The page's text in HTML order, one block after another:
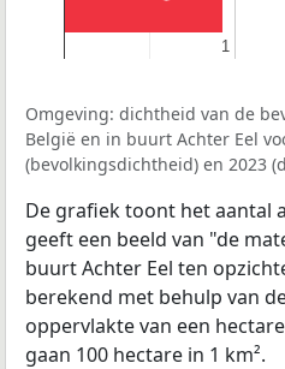
11
Omgeving: dichtheid van de
België en in buurt Achter Eel
(bevolkingsdichtheid) en 2023
De grafiek toont het aantal
geeft een beeld van "de
buurt Achter Eel ten
berekend met behulp van
oppervlakte van een
gaan 100 hectare in 1 km².